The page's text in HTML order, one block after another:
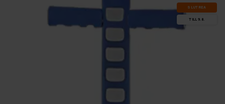
SLUT­REA
TILL 9.8.